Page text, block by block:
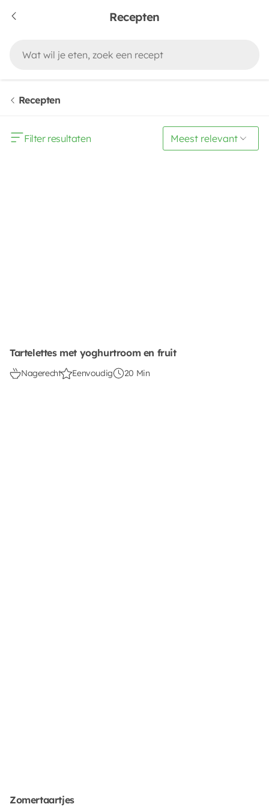
Recepten
Recepten
Filter resultaten
Tartelettes met yoghurtroom en fruit
Nagerecht Eenvoudig 20 Min
Zomertaartjes